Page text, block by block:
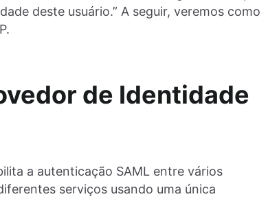
deste usuário.” A seguir, veremos como
de Identidade
a autenticação SAML entre vários
serviços usando uma única